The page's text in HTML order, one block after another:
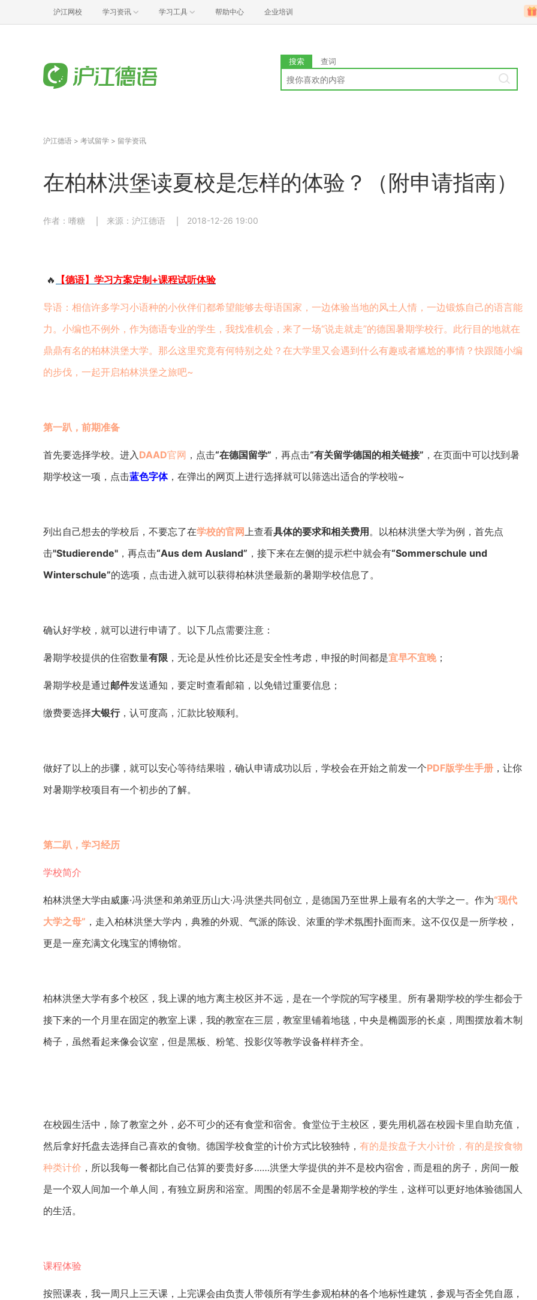
沪江网校 学习资讯 学习工具 帮助中心 企业培训
搜索 查词
沪江德语 > 考试留学 > 留学资讯
在柏林洪堡读夏校是怎样的体验？（附申请指南）
作者：嗜糖 来源：沪江德语 2018-12-26 19:00
🔥 【德语】学习方案定制+课程试听体验
导语：相信许多学习小语种的小伙伴们都希望能够去母语国家，一边体验当地的风土人情，一边锻炼自己的语言能
力。小编也不例外，作为德语专业的学生，我找准机会，来了一场“说走就走”的德国暑期学校行。此行目的地就在
鼎鼎有名的柏林洪堡大学。那么这里究竟有何特别之处？在大学里又会遇到什么有趣或者尴尬的事情？快跟随小编
的步伐，一起开启柏林洪堡之旅吧~
第一趴，前期准备
首先要选择学校。进入DAAD官网 ，点击“在德国留学” ，再点击“有关留学德国的相关链接” ，在页面中可以找到暑
期学校这一项，点击蓝色字体，在弹出的网页上进行选择就可以筛选出适合的学校啦~
列出自己想去的学校后，不要忘了在学校的官网上查看具体的要求和相关费用 。以柏林洪堡大学为例，首先点
击"Studierende" ，再点击“Aus dem Ausland” ，接下来在左侧的提示栏中就会有“Sommerschule und
Winterschule”的选项，点击进入就可以获得柏林洪堡最新的暑期学校信息了。
确认好学校，就可以进行申请了。以下几点需要注意：
暑期学校提供的住宿数量有限 ，无论是从性价比还是安全性考虑，申报的时间都是宜早不宜晚；
暑期学校是通过邮件发送通知，要定时查看邮箱，以免错过重要信息；
缴费要选择大银行，认可度高，汇款比较顺利。
做好了以上的步骤，就可以安心等待结果啦，确认申请成功以后，学校会在开始之前发一个PDF版学生手册 ，让你
对暑期学校项目有一个初步的了解。
第二趴，学习经历
学校简介
柏林洪堡大学由威廉·冯·洪堡和弟弟亚历山大·冯·洪堡共同创立，是德国乃至世界上最有名的大学之一。作为“现代
大学之母” ，走入柏林洪堡大学内，典雅的外观、气派的陈设、浓重的学术氛围扑面而来。这不仅仅是一所学校，
更是一座充满文化瑰宝的博物馆。
柏林洪堡大学有多个校区，我上课的地方离主校区并不远，是在一个学院的写字楼里。所有暑期学校的学生都会于
接下来的一个月里在固定的教室上课，我的教室在三层，教室里铺着地毯，中央是椭圆形的长桌，周围摆放着木制
椅子，虽然看起来像会议室，但是黑板、粉笔、投影仪等教学设备样样齐全。
在校园生活中，除了教室之外，必不可少的还有食堂和宿舍。食堂位于主校区，要先用机器在校园卡里自助充值，
然后拿好托盘去选择自己喜欢的食物。德国学校食堂的计价方式比较独特， 有的是按盘子大小计价，有的是按食物
种类计价 ，所以我每一餐都比自己估算的要贵好多……洪堡大学提供的并不是校内宿舍，而是租的房子，房间一般
是一个双人间加一个单人间，有独立厨房和浴室。周围的邻居不全是暑期学校的学生，这样可以更好地体验德国人
的生活。
课程体验
按照课表，我一周只上三天课，上完课会由负责人带领所有学生参观柏林的各个地标性建筑，参观与否全凭自愿，